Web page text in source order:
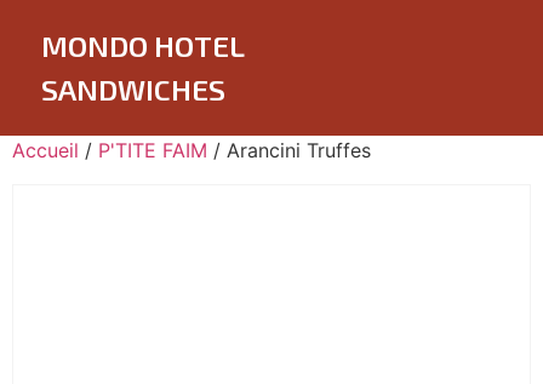
MONDO HOTEL
SANDWICHES
Accueil / P'TITE FAIM / Arancini Truffes